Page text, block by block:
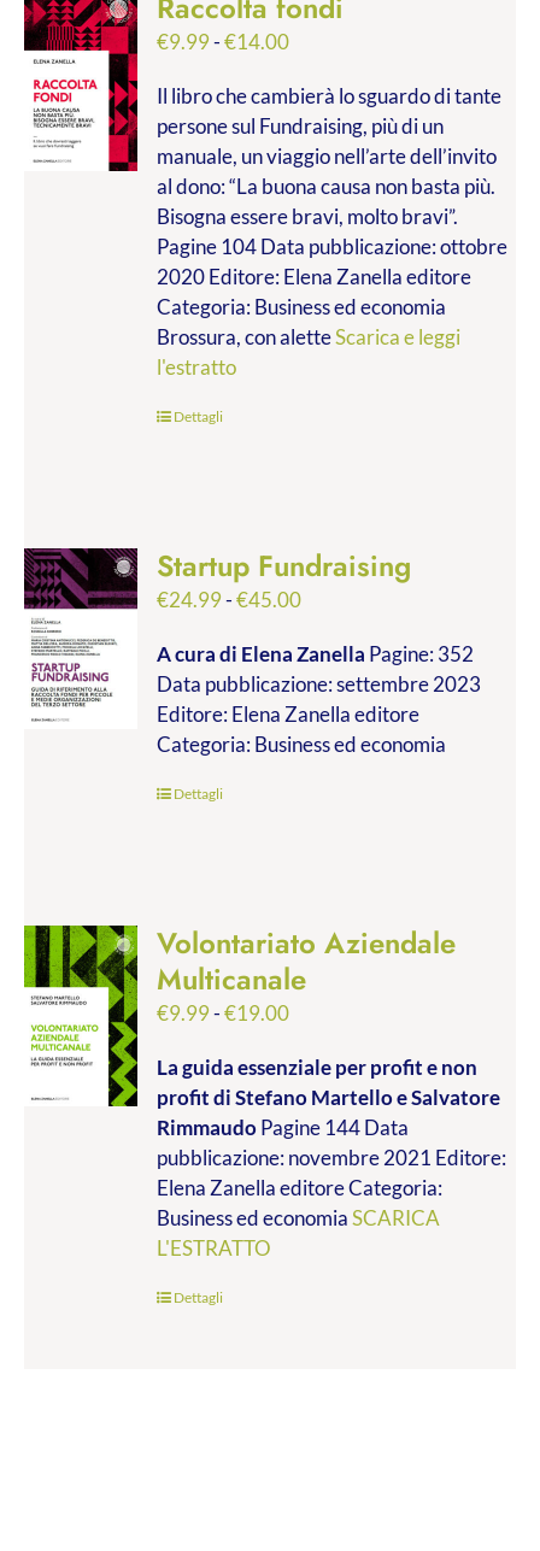
€9.99-€14.00Fascia
prezzo:
da
€9.99
a
€14.00
Il libro che cambierà lo sguardo di tante
persone sul Fundraising, più di un
manuale, un viaggio nell’arte dell’invito
al dono: “La buona causa non basta più.
Bisogna essere bravi, molto bravi”.
Pagine 104 Data pubblicazione: ottobre
2020 Editore: Elena Zanella editore
Categoria: Business ed economia
Brossura, con aletteScarica e leggi
l'estratto
Dettagli
Startup Fundraising
€24.99-€45.00Fascia
prezzo:
da
€24.99
a
A cura di Elena Zanella Pagine: 352
Data pubblicazione: settembre 2023
Editore: Elena Zanella editore
Categoria: Business ed economia
Dettagli
Volontariato Aziendale
Multicanale
€9.99-€19.00Fascia
prezzo:
da
€9.99
a
€19.00
La guida essenziale per profit e non
profitdi Stefano Martello e Salvatore
RimmaudoPagine 144 Data
pubblicazione: novembre 2021 Editore:
Elena Zanella editore Categoria:
Business ed economiaSCARICA
L'ESTRATTO
Dettagli